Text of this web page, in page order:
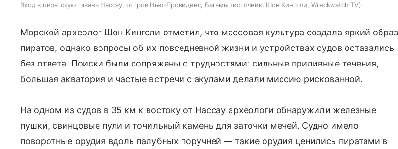
Вход в пиратскую гавань Нассау, остров Нью-Провиденс, Багамы источник: Шон Кингсли, Wreckwatch TV
Морской археолог Шон Кингсли отметил, что массовая культура создала яркий образ
пиратов, однако вопросы об их повседневной жизни и устройствах судов оставались
без ответа. Поиски были сопряжены с трудностями: сильные приливные течения,
большая акватория и частые встречи с акулами делали миссию рискованной.
На одном из судов в 35 км к востоку от Нассау археологи обнаружили железные
пушки, свинцовые пули и точильный камень для заточки мечей. Судно имело
поворотные орудия вдоль палубных поручней — такие орудия ценились пиратами в